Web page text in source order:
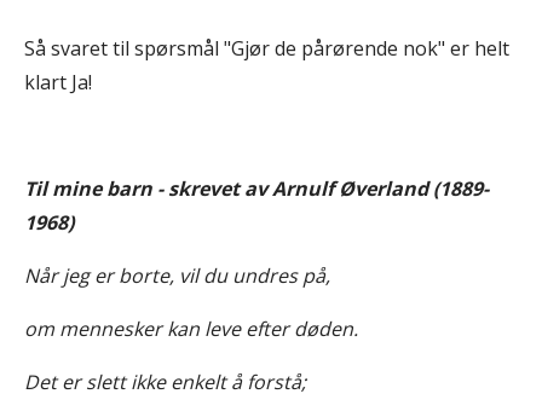
Så svaret til spørsmål "Gjør de pårørende nok" er helt
klart Ja!
Til mine barn - skrevet av Arnulf Øverland (1889-
1968)
Når jeg er borte, vil du undres på,
om mennesker kan leve efter døden.
Det er slett ikke enkelt å forstå;